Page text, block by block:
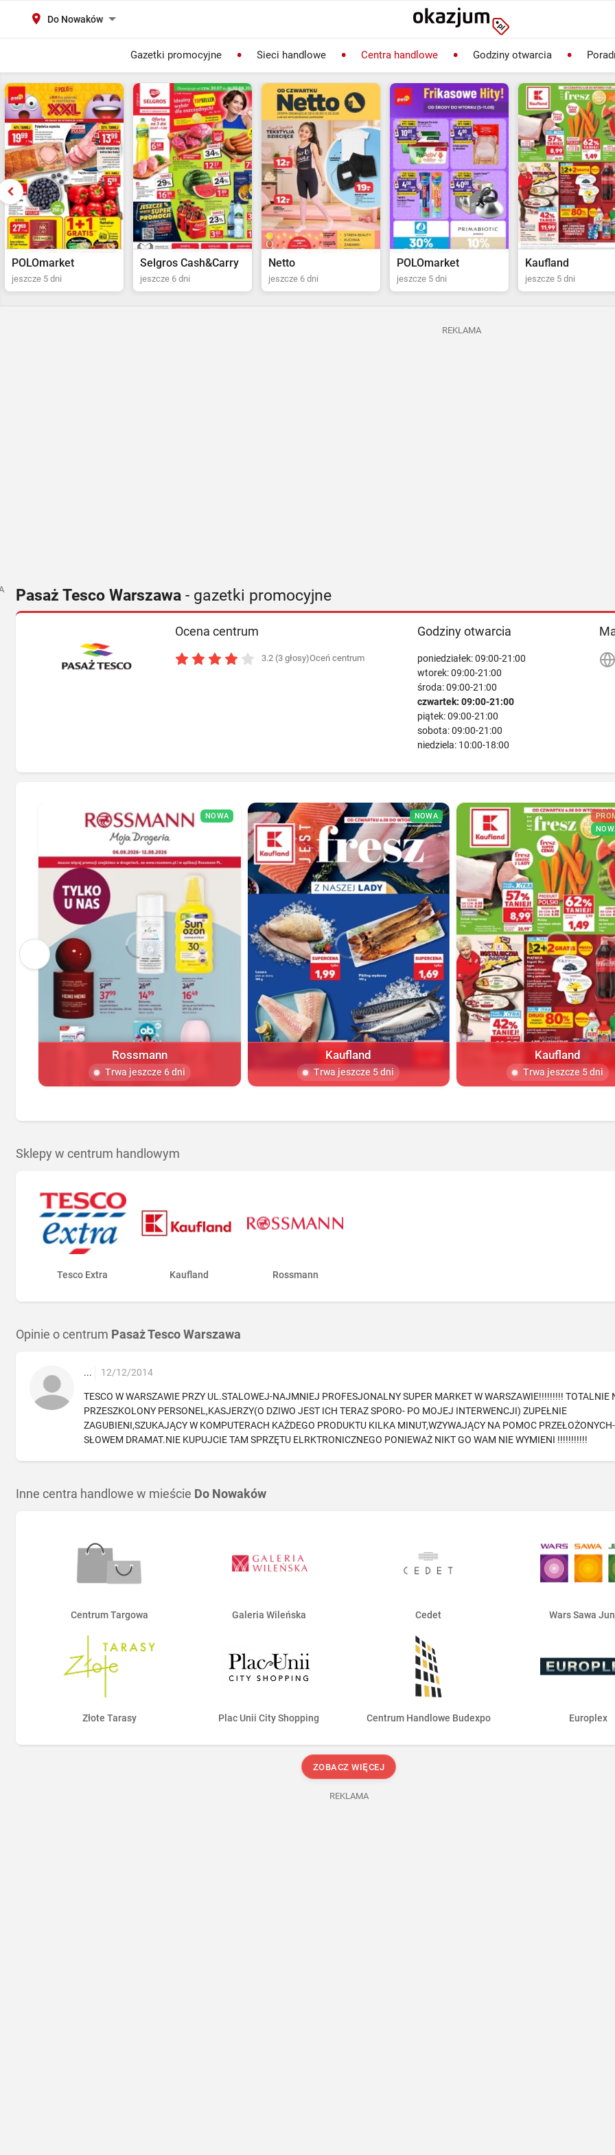
Do Nowaków
Gazetki promocyjne Sieci handlowe Centra handlowe Godziny otwarcia
Selgros Cash&Carry
jeszcze 6 dni
Netto
jeszcze 6 dni
POLOmarket
jeszcze 5 dni
Kaufland
jeszcze 5 dni
Biedronka
jeszcze 2 dni
REKLAMA
Pasaż Tesco Warszawa - gazetki promocyjne
Ocena centrum
3.2 (3 głosy)Oceń centrum
Godziny otwarcia
poniedziałek: 09:00-21:00
wtorek: 09:00-21:00
środa: 09:00-21:00
czwartek: 09:00-21:00
piątek: 09:00-21:00
sobota: 09:00-21:00
niedziela: 10:00-18:00
NOWA
Rossmann
Trwa jeszcze 6 dni
NOWA
Kaufland
Trwa jeszcze 5 dni
Kaufland
Trwa jeszcze 5 dni
Sklepy w centrum handlowym
Tesco Extra Kaufland Rossmann
Opinie o centrum Pasaż Tesco Warszawa
... 12/12/2014
TESCO W WARSZAWIE PRZY UL.STALOWEJ-NAJMNIEJ PROFESJONALNY SUPER MARKET W WARSZAWIE!!!!!!!!! TOTALNIE
PRZESZKOLONY PERSONEL,KASJERZY(O DZIWO JEST ICH TERAZ SPORO- PO MOJEJ INTERWENCJI) ZUPEŁNIE
ZAGUBIENI,SZUKAJĄCY W KOMPUTERACH KAŻDEGO PRODUKTU KILKA MINUT,WZYWAJĄCY NA POMOC
SŁOWEM DRAMAT.NIE KUPUJCIE TAM SPRZĘTU ELRKTRONICZNEGO PONIEWAŻ NIKT GO WAM NIE WYMIENI !!!!!!!!!!!
Inne centra handlowe w mieście Do Nowaków
Centrum Targowa Galeria Wileńska Cedet Wars Sawa
Złote Tarasy Plac Unii City Shopping Centrum Handlowe Budexpo Europlex
ZOBACZ WIĘCEJ
REKLAMA